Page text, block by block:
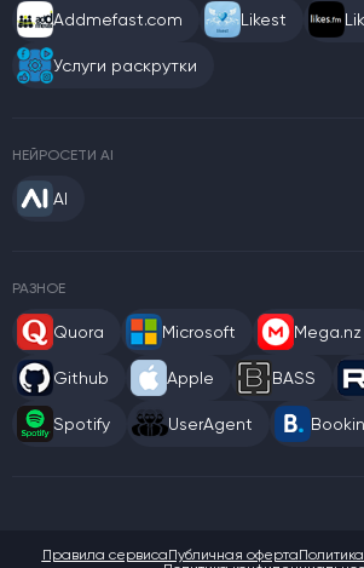
Addmefast.com Likest
Услуги раскрутки
НЕЙРОСЕТИ AI
AI
РАЗНОЕ
Quora Microsoft Mega.nz
Github Apple BASS
Spotify UserAgent
Правила сервисаПубличная оферта